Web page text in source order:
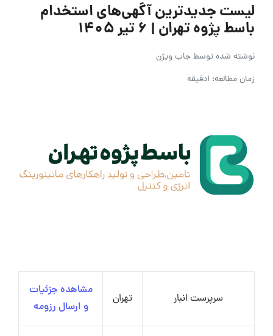
لیست جدیدترین آگهی‌های استخدام
باسط پژوه تهران | ۶ تیر ۱۴۰۵
نوشته شده توسطجاب ویژن
زمان مطالعه: 1دقیقه
سرپرست انبار تهران
مشاهده جزئیات
و ارسال رزومه